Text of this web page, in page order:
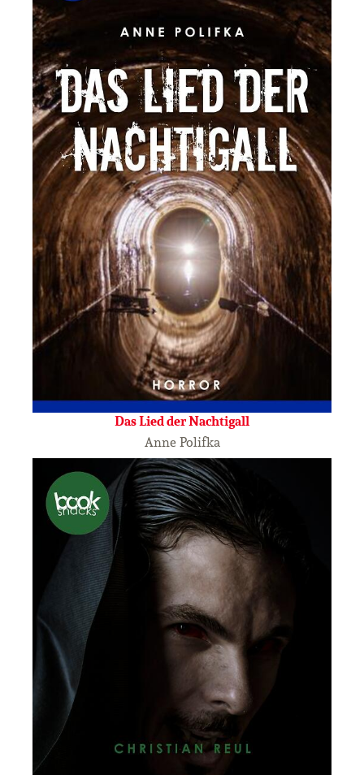
Das Lied der Nachtigall
Anne Polifka